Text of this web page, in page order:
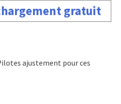
gratuit
ajustement pour ces